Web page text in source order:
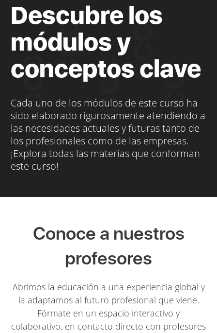
Descubre los
módulos y
conceptos clave
Cada uno de los módulos de este curso ha
sido elaborado rigurosamente atendiendo a
las necesidades actuales y futuras tanto de
los profesionales como de las empresas.
¡Explora todas las materias que conforman
este curso!
Conoce a nuestros
profesores
Abrimos la educación a una experiencia global y
la adaptamos al futuro profesional que viene.
Fórmate en un espacio interactivo y
colaborativo, en contacto directo con profesores